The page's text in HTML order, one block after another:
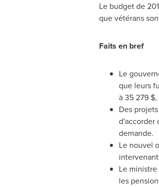
Le budget de
que vétérans
Faits en bref
Le
que leurs
à 35 279
Des
d'accorder
demande.
Le nouvel
Le
les